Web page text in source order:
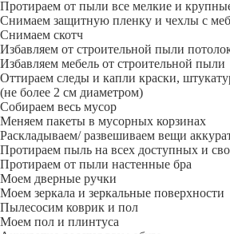
Протираем от пыли все мелкие и
Снимаем защитную пленку и чехлы с
Снимаем скотч
Избавляем от строительной пыли
Избавляем мебель от строительной пыли
Оттираем следы и капли краски,
(не более 2 см диаметром)
Собираем весь мусор
Меняем пакеты в мусорных корзинах
Раскладываем/ развешиваем вещи
Протираем пыль на всех доступных и
Протираем от пыли настенные бра
Моем дверные ручки
Моем зеркала и зеркальные поверхности
Пылесосим коврик и пол
Моем пол и плинтуса